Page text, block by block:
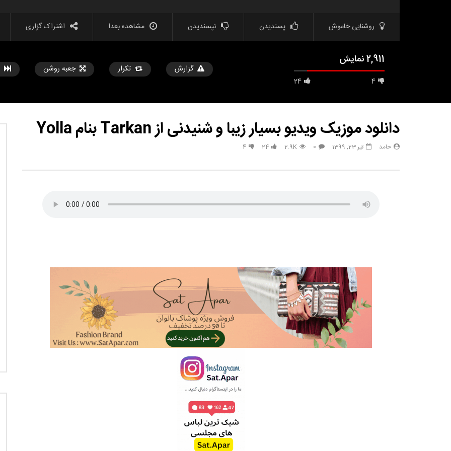
روشنایی خاموش پسندیدن نپسندیدن مشاهده بعدا اشتراک گزاری
2,911 نمایش
24 4
گزارش تکرار جعبه روشن
مشاهده بعدا
دانلود آهنگ Şəbnəm Tovuzlu بنام
3.5K
567
2
دانلود آهنگ جدید مرات گوچه باخان اونوتامام
0
2.7K
25
0
Murat Göğebakan & Heijan –
0
2.6K
789
دانلود موزیک ویدیو بسیار زیبا و شنیدنی از Tarkan بنام Yolla
حامد تیر 23, 1399 0
2.9K
24
4